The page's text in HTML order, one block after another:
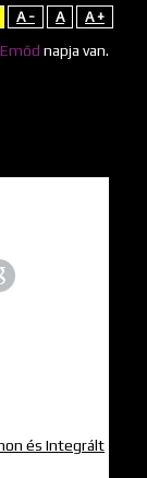
A - A A +
Emőd napja van.
és Integrált